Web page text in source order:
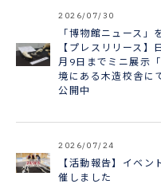
2026/07/30
「博物館ニュース」
【プレスリリース
月9日までミニ展示
境にある木造校舎に
公開中
2026/07/24
【活動報告】イベ
催しました